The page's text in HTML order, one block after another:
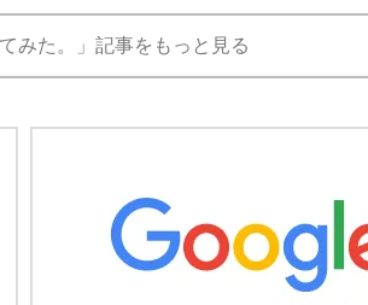
みた。」記事をもっと見る